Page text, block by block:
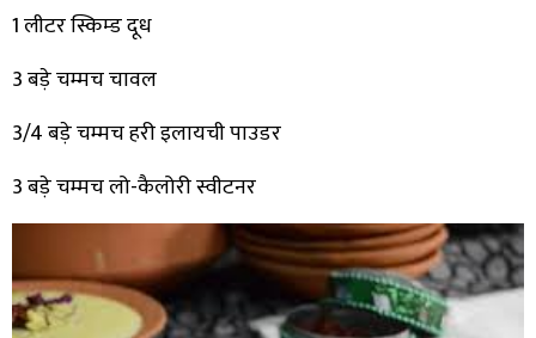
1 लीटर स्किम्ड दूध
3 बड़े चम्मच चावल
3/4 बड़े चम्मच हरी इलायची पाउडर
3 बड़े चम्मच लो-कैलोरी स्वीटनर